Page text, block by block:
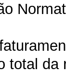
total